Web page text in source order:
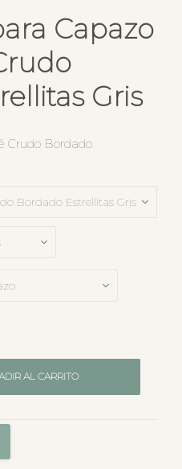
Capazo
Gris
Crudo Bordado
AL CARRITO